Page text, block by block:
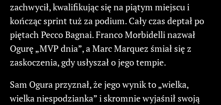
zachwycił, kwalifikując się na piątym miejscu i
kończąc sprint tuż za podium. Cały czas deptał po
piętach Pecco Bagnai. Franco Morbidelli nazwał
Ogurę „MVP dnia”, a Marc Marquez śmiał się z
zaskoczenia, gdy usłyszał o jego tempie.
Sam Ogura przyznał, że jego wynik to „wielka,
wielka niespodzianka” i skromnie wyjaśnił swoją